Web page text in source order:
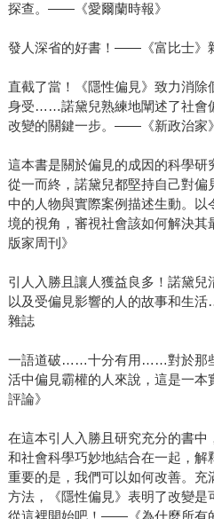
探查。——《愛爾蘭時報》
發人深省的好書！——《富比士》
直截了當！《隱性偏見》致力消除
身受……諾黛兒熟練地闡述了社
改變的關鍵一步。——《新政治家
這本書是關於偏見的成因的科學研
從一而終，諾黛兒都堅持自己對
中的人物與實際案例描述生動。
境的視角，審視社會該如何解決
版家周刊》
引人入勝且讓人獲益良多！諾黛
以及受偏見影響的人的故事和生
雜誌
一語道破……十分有用……對於那
活中偏見霸權的人來說，這是一
評論》
在這本引人入勝且研究充分的書
和社會科學巧妙地結合在一起，
重要的是，我們可以如何改善。充
方法，《隱性偏見》表明了改變
從這裡開始吧！——《為什麼所有